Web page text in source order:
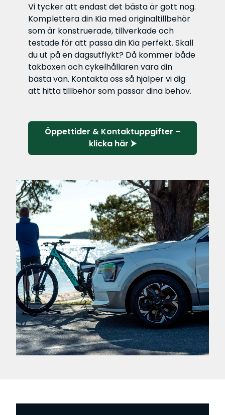
Vi tycker att endast det bästa är gott nog.
Komplettera din Kia med originaltillbehör
som är konstruerade, tillverkade och
testade för att passa din Kia perfekt. Skall
du ut på en dagsutflykt? Då kommer både
takboxen och cykelhållaren vara din
bästa vän. Kontakta oss så hjälper vi dig
att hitta tillbehör som passar dina behov.
Öppettider & Kontaktuppgifter –
klicka här ⮞